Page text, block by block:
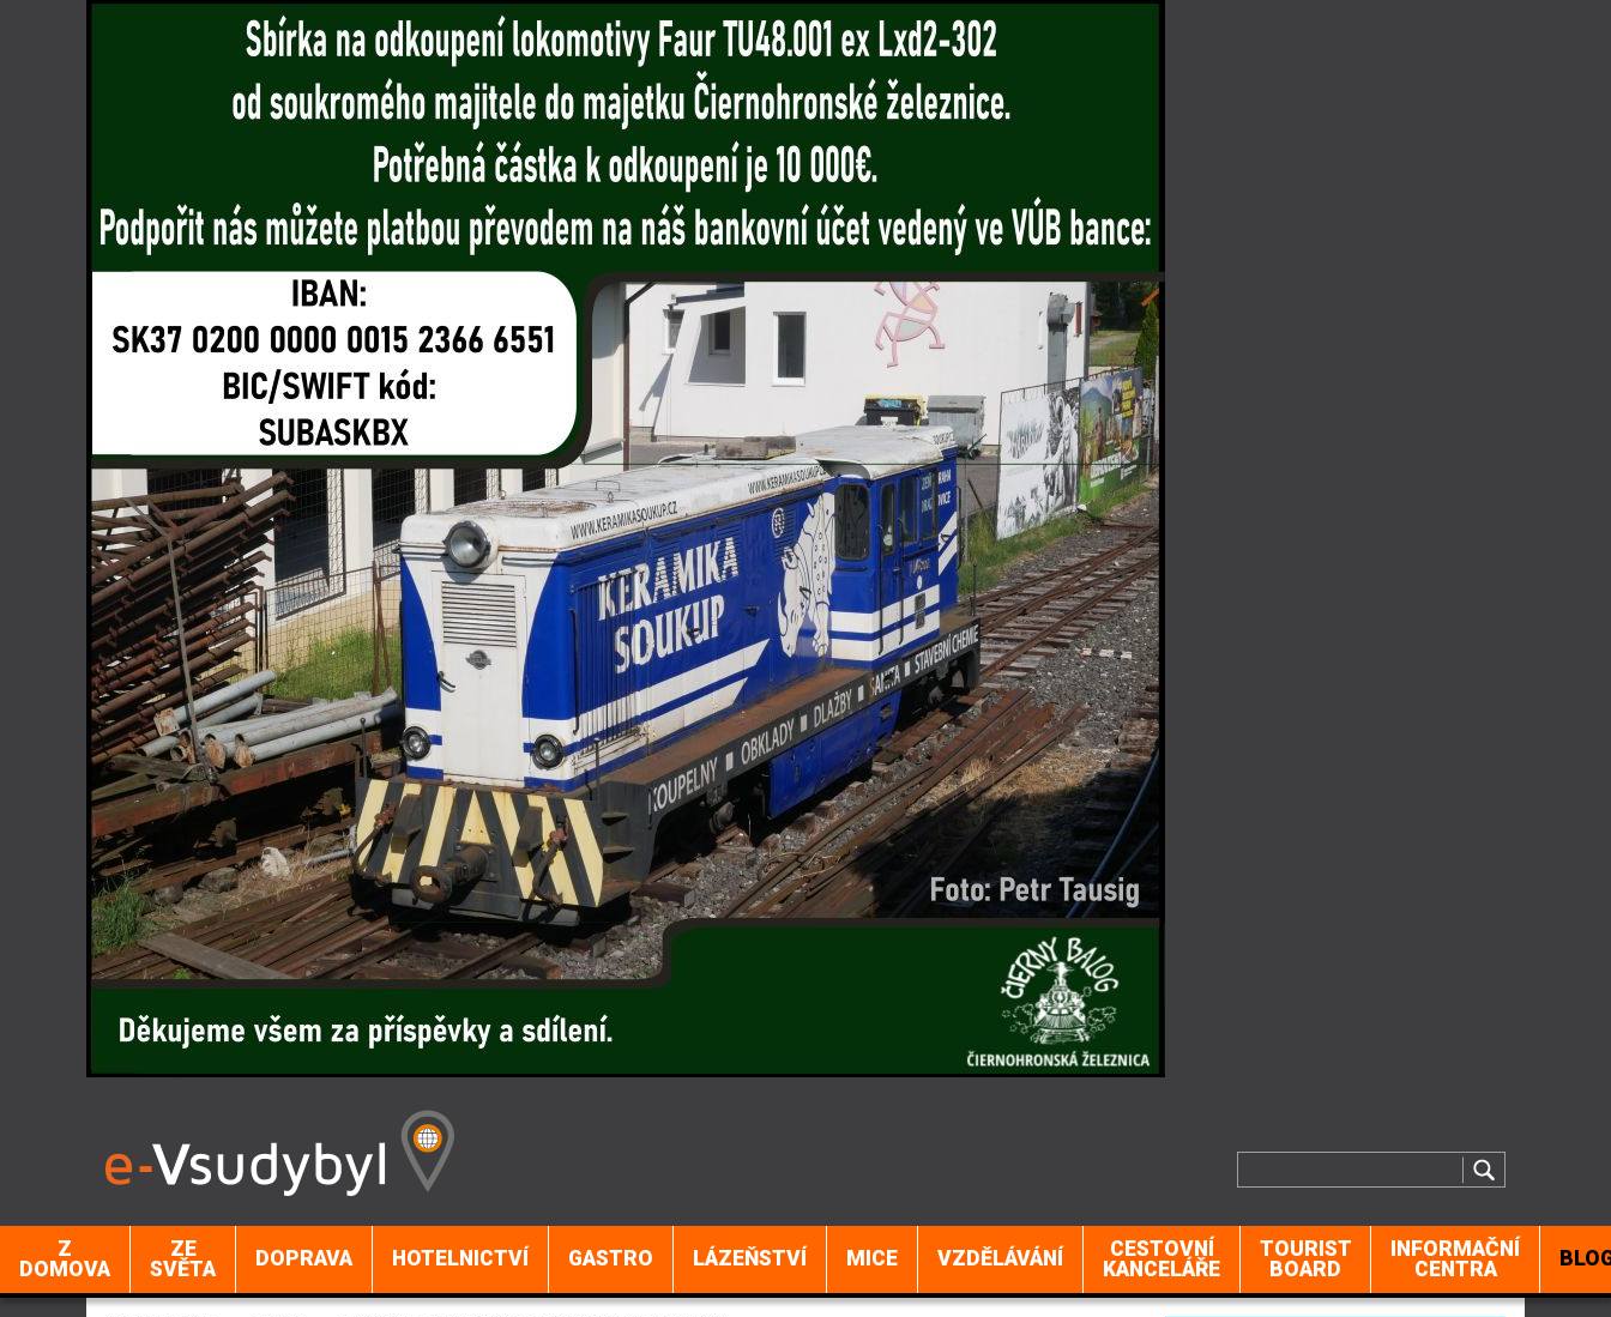
Z
DOMOVA
ZE
SVĚTA
DOPRAVA HOTELNICTVÍ GASTRO LÁZEŇSTVÍ MICE VZDĚLÁVÁNÍ
CESTOVNÍ
KANCELÁŘE
TOURIST
BOARD
INFORMAČNÍ
CENTRA